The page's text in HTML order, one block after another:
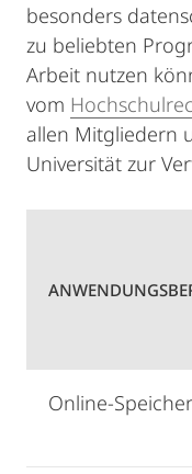
besonders
zu beliebten
Arbeit nutzen
vom
allen Mitgliedern
Universität zur
Online-Speicher